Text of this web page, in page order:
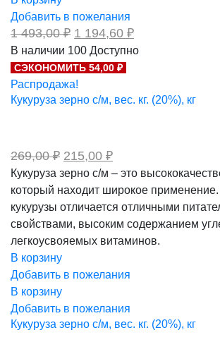
Добавить в пожелания
1 493,00₽ Первоначальная
цена
составляла
1
493,00 ₽.
1 194,60 ₽Текущая
1
В наличии 100 Доступно
СЭКОНОМИТЬ 54,00 ₽
Распродажа!
Кукуруза зерно с/м, вес. кг. (20%), кг
269,00₽ Первоначальная
составляла
269,00 ₽.
215,00 ₽Текущая
215,00 ₽.
Кукуруза зерно с/м – это
который находит широкое
кукурузы отличается отличными
свойствами, высоким содержанием
легкоусвояемых витаминов.
В корзину
Добавить в пожелания
В корзину
Добавить в пожелания
Кукуруза зерно с/м, вес. кг. (20%), кг